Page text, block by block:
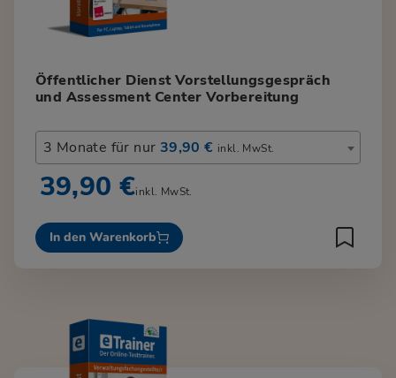
Öffentlicher Dienst Vorstellungsgespräch
und Assessment Center Vorbereitung
3 Monate für nur 39,90 € inkl. MwSt.
39,90 €inkl. MwSt.
In den Warenkorb